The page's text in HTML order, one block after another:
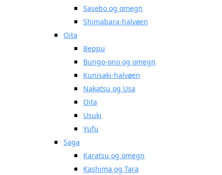
Sasebo og omegn
Shimabara-halvøen
Oita
Beppu
Bungo-ono og omegn
Kunisaki-halvøen
Nakatsu og Usa
Oita
Usuki
Yufu
Saga
Karatsu og omegn
Kashima og Tara